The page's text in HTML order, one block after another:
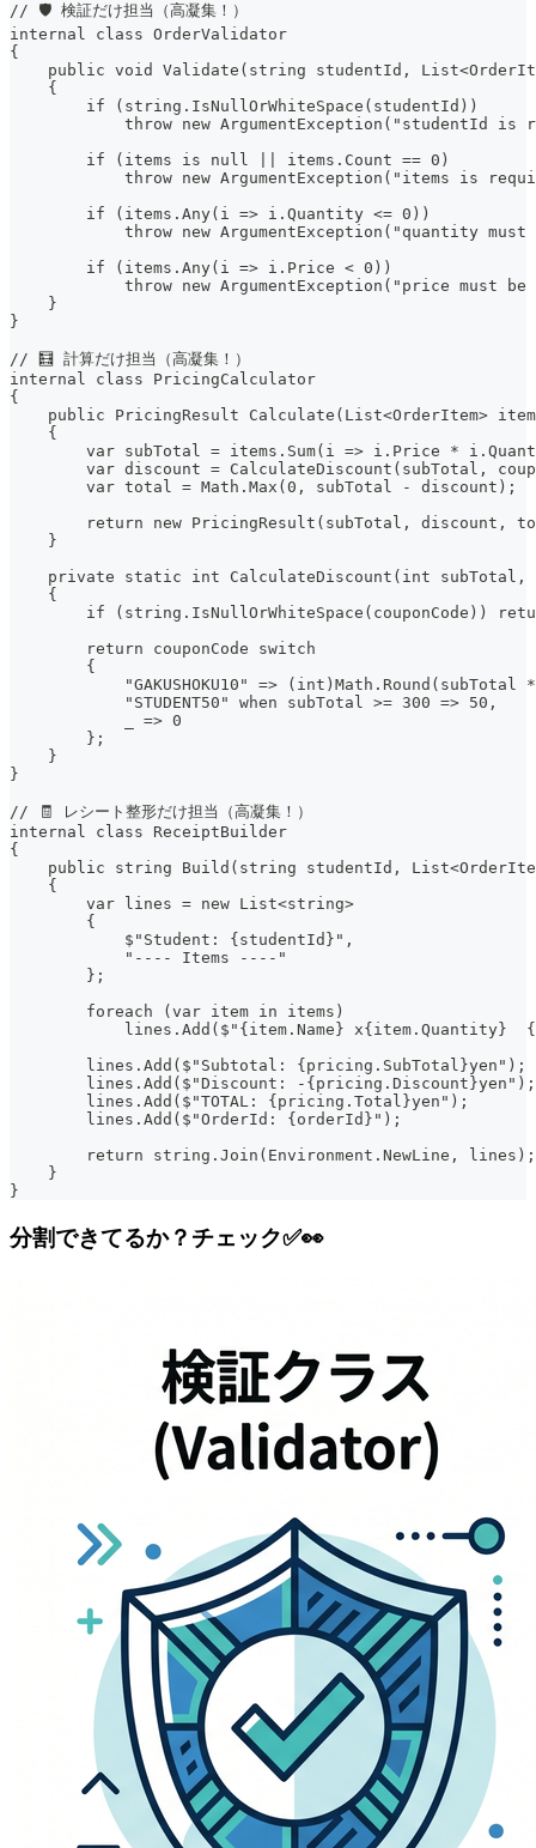
// 🛡️ 検証だけ担当（高凝集！）
internal class OrderValidator
{
public void Validate(string studentId,
    {
        if (string.IsNullOrWhiteSpace(studentId))
throw new ArgumentException("studentId is
        if (items is null || items.Count == 0)
throw new ArgumentException("items is
        if (items.Any(i => i.Quantity <= 0))
throw new ArgumentException("quantity must
        if (items.Any(i => i.Price < 0))
throw new ArgumentException("price must be
    }
}
// 🧮 計算だけ担当（高凝集！）
internal class PricingCalculator
{
public PricingResult Calculate(List<OrderItem>
    {
var subTotal = items.Sum(i => i.Price *
var discount = CalculateDiscount(subTotal,
        var total = Math.Max(0, subTotal - discount);
return new PricingResult(subTotal, discount,
    }
private static int CalculateDiscount(int subTotal,
    {
if (string.IsNullOrWhiteSpace(couponCode))
        return couponCode switch
        {
"GAKUSHOKU10" => (int)Math.Round(subTotal
            "STUDENT50" when subTotal >= 300 => 50,
            _ => 0
        };
    }
}
// 🧾 レシート整形だけ担当（高凝集！）
internal class ReceiptBuilder
{
public string Build(string studentId,
    {
        var lines = new List<string>
        {
            $"Student: {studentId}",
            "---- Items ----"
        };
        foreach (var item in items)
lines.Add($"{item.Name} x{item.Quantity}
        lines.Add($"Subtotal: {pricing.SubTotal}yen");
        lines.Add($"Discount: -{pricing.Discount}yen");
        lines.Add($"TOTAL: {pricing.Total}yen");
        lines.Add($"OrderId: {orderId}");
        return string.Join(Environment.NewLine, lines);
    }
}
分割できてるか？チェック✅👀